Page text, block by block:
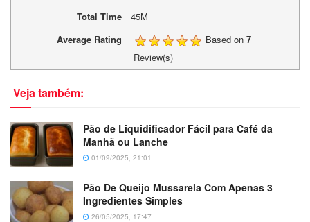
Total Time
45M
Average Rating
Based on 7
Review(s)
Veja também:
Pão de Liquidificador Fácil para Café da
Manhã ou Lanche
01/09/2025, 21:01
Pão De Queijo Mussarela Com Apenas 3
Ingredientes Simples
26/05/2025, 17:47